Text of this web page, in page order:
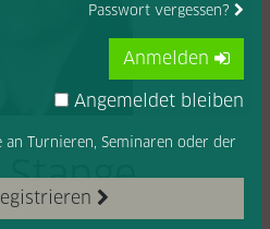
Passwort vergessen?
an Turnieren, Seminaren oder der
Anmelden
Angemeldet bleiben